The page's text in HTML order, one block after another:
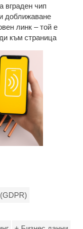
вграден чип
доближаване
линк – той е
към страница